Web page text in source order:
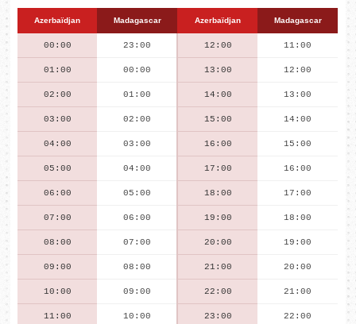
Azerbaïdjan Madagascar Azerbaïdjan Madagascar
00:00 23:00 12:00 11:00
01:00 00:00 13:00 12:00
02:00 01:00 14:00 13:00
03:00 02:00 15:00 14:00
04:00 03:00 16:00 15:00
05:00 04:00 17:00 16:00
06:00 05:00 18:00 17:00
07:00 06:00 19:00 18:00
08:00 07:00 20:00 19:00
09:00 08:00 21:00 20:00
10:00 09:00 22:00 21:00
11:00 10:00 23:00 22:00